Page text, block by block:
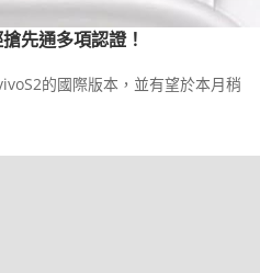
先通多項認證！
的國際版本，並有望於本月稍